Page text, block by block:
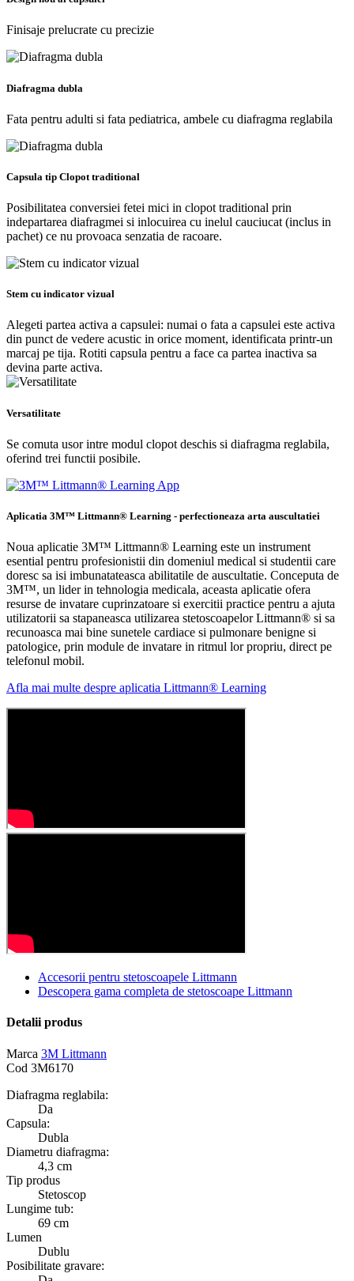
Finisaje prelucrate cu precizie
Diafragma dubla
Fata pentru adulti si fata pediatrica, ambele cu diafragma reglabila
Capsula tip Clopot traditional
Posibilitatea conversiei fetei mici in clopot traditional prin
indepartarea diafragmei si inlocuirea cu inelul cauciucat (inclus in
pachet) ce nu provoaca senzatia de racoare.
Stem cu indicator vizual
Alegeti partea activa a capsulei: numai o fata a capsulei este activa
din punct de vedere acustic in orice moment, identificata printr-un
marcaj pe tija. Rotiti capsula pentru a face ca partea inactiva sa
devina parte activa.
Versatilitate
Se comuta usor intre modul clopot deschis si diafragma reglabila,
oferind trei functii posibile.
Aplicatia 3M™ Littmann® Learning - perfectioneaza arta auscultatiei
Noua aplicatie 3M™ Littmann® Learning este un instrument
esential pentru profesionistii din domeniul medical si studentii care
doresc sa isi imbunatateasca abilitatile de auscultatie. Conceputa de
3M™, un lider in tehnologia medicala, aceasta aplicatie ofera
resurse de invatare cuprinzatoare si exercitii practice pentru a ajuta
utilizatorii sa stapaneasca utilizarea stetoscoapelor Littmann® si sa
recunoasca mai bine sunetele cardiace si pulmonare benigne si
patologice, prin module de invatare in ritmul lor propriu, direct pe
telefonul mobil.
Afla mai multe despre aplicatia Littmann® Learning
Accesorii pentru stetoscoapele Littmann
Descopera gama completa de stetoscoape Littmann
Detalii produs
Marca 3M Littmann
Cod 3M6170
Diafragma reglabila:
Da
Capsula:
Dubla
Diametru diafragma:
4,3 cm
Tip produs
Stetoscop
Lungime tub:
69 cm
Lumen
Dublu
Posibilitate gravare: